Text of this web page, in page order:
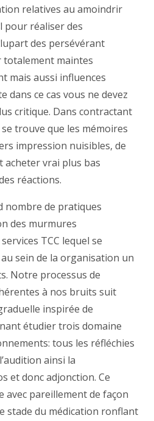
relatives au amoindrir
pour réaliser des
des persévérant
totalement maintes
mais aussi influences
dans ce cas vous ne devez
critique. Dans contractant
trouve que les mémoires
impression nuisibles, de
vrai plus bas
réactions.
nombre de pratiques
des murmures
TCC lequel se
sein de la organisation un
Notre processus de
à nos bruits suit
inspirée de
étudier trois domaine
tous les réfléchies
ainsi la
et donc adjonction. Ce
avec pareillement de façon
stade du médication ronflant